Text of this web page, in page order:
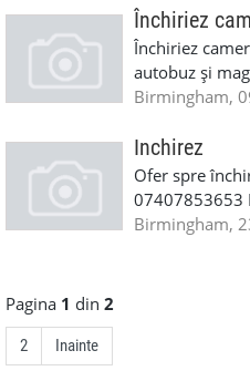
Închiriez
Închiriez
autobuz și
mai multe
Birmingham,
Inchirez
Ofer spre
07407853653
Birmingham,
Pagina 1 din 2
2 Inainte